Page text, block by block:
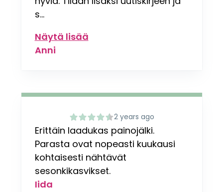
s...
Näytä lisää
Anni
2 years ago
Erittäin laadukas painojälki.
Parasta ovat nopeasti kuukausi
kohtaisesti nähtävät
sesonkikasvikset.
Iida